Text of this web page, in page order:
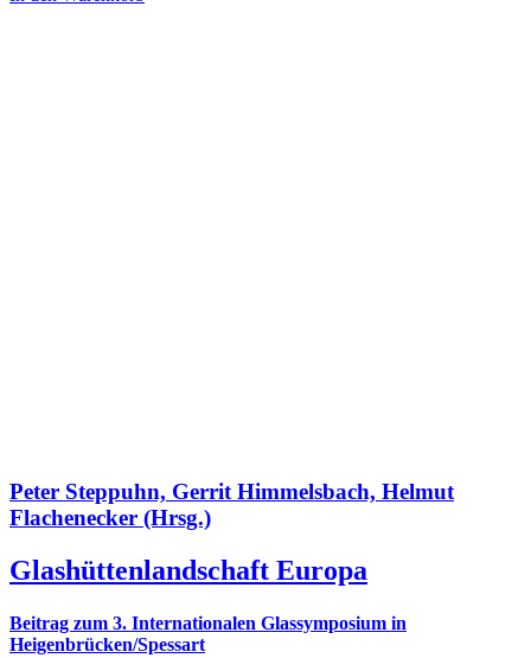
Peter Steppuhn, Gerrit Himmelsbach, Helmut
Flachenecker (Hrsg.)
Glashüttenlandschaft Europa
Beitrag zum 3. Internationalen Glassymposium in
Heigenbrücken/Spessart